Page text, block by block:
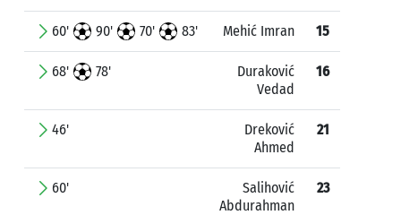
60' 90' 70' 83' Mehić Imran 15
68' 78'
Duraković
Vedad
16
46'
Dreković
Ahmed
21
60'
Salihović
Abdurahman
23